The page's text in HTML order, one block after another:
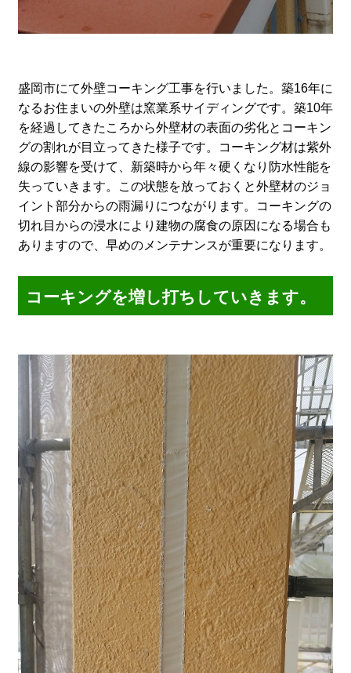
盛岡市にて外壁コーキング工事を行いました。築16年に
なるお住まいの外壁は窯業系サイディングです。築10年
を経過してきたころから外壁材の表面の劣化とコーキン
グの割れが目立ってきた様子です。コーキング材は紫外
線の影響を受けて、新築時から年々硬くなり防水性能を
失っていきます。この状態を放っておくと外壁材のジョ
イント部分からの雨漏りにつながります。コーキングの
切れ目からの浸水により建物の腐食の原因になる場合も
ありますので、早めのメンテナンスが重要になります。
コーキングを増し打ちしていきます。